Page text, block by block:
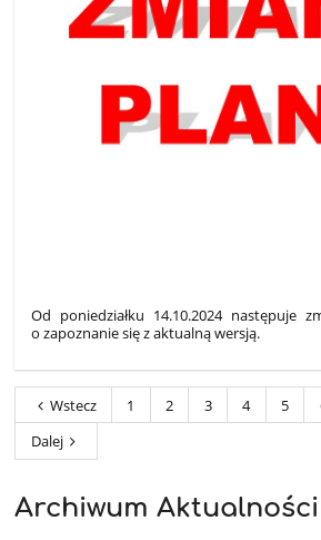
Od poniedziałku 14.10.2024 następuje
o zapoznanie się z aktualną wersją.
Wstecz 1 2 3 4 5
Dalej
Archiwum Aktualności